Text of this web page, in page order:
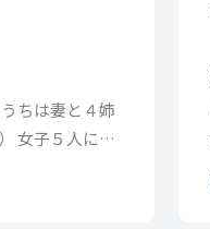
ちは妻と４姉
女子５人によ
？という会